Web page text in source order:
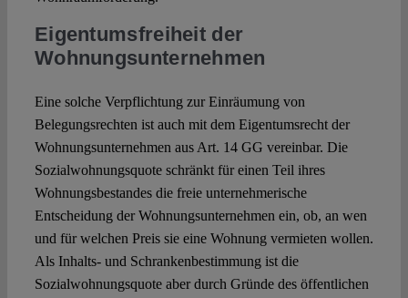
Eigentumsfreiheit der
Wohnungsunternehmen
Eine solche Verpflichtung zur Einräumung von
Belegungsrechten ist auch mit dem Eigentumsrecht der
Wohnungsunternehmen aus Art. 14 GG vereinbar. Die
Sozialwohnungsquote schränkt für einen Teil ihres
Wohnungsbestandes die freie unternehmerische
Entscheidung der Wohnungsunternehmen ein, ob, an wen
und für welchen Preis sie eine Wohnung vermieten wollen.
Als Inhalts- und Schrankenbestimmung ist die
Sozialwohnungsquote aber durch Gründe des öffentlichen